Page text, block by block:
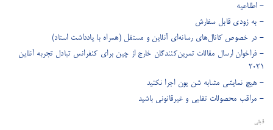
- اطلاعیه
- به زودی قابل سفارش
- در خصوص کانال‌های رسانه‌ای آنلاین و مستقل (همراه با یادداشت استاد)
- فراخوان ارسال مقالات تمرین‌کنندگان خارج از چین برای کنفرانس تبادل تجربه آنلاین
2021
- هیچ نمایشی مشابه شن یون اجرا نکنید
- مراقب محصولات تقلبی و غیرقانونی باشید
قبلی